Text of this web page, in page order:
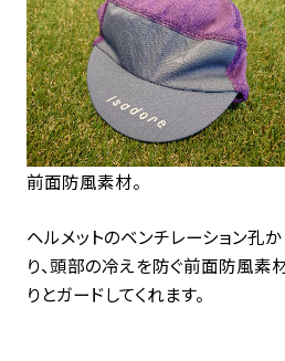
前面防風素材。
ヘルメットのベンチレーション孔
り、頭部の冷えを防ぐ前面防風素
りとガードしてくれます。